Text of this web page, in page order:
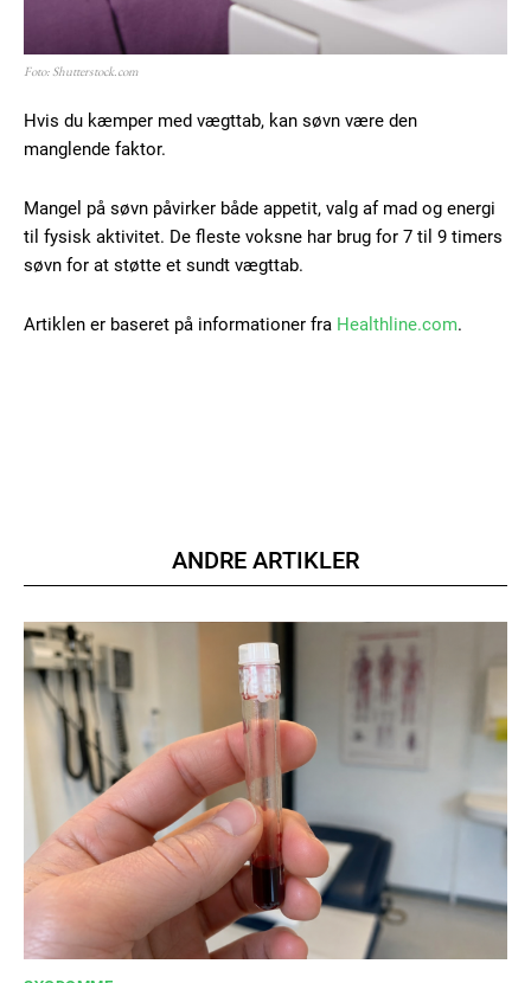
Foto: Shutterstock.com
Hvis du kæmper med vægttab, kan søvn være den
manglende faktor.
Mangel på søvn påvirker både appetit, valg af mad og energi
til fysisk aktivitet. De fleste voksne har brug for 7 til 9 timers
søvn for at støtte et sundt vægttab.
Artiklen er baseret på informationer fra Healthline.com.
ANDRE ARTIKLER